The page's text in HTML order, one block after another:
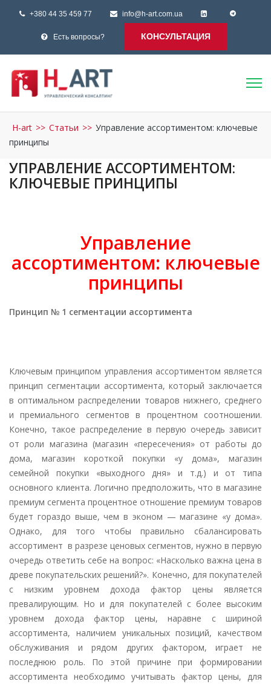
+380 44 35 459 77 info@h-art.com.ua
Есть вопросы? КОНСУЛЬТАЦИЯ
H-art >> Статьи >> Управление ассортиментом: ключевые
принципы
УПРАВЛЕНИЕ АССОРТИМЕНТОМ:
КЛЮЧЕВЫЕ ПРИНЦИПЫ
Управление
ассортиментом: ключевые
принципы
Принцип № 1 сегментации ассортимента
Ключевым принципом управления ассортиментом является
принцип сегментации ассортимента, который заключается
в оптимальном распределении товаров нижнего, среднего
и премиального сегментов в процентном соотношении.
Конечно, такое распределение в первую очередь зависит
от роли магазина (магазин «пересечения» от работы до
дома, магазин короткой покупки «у дома», магазин
семейной покупки «выходного дня» и т.д.) и от типа
основного клиента. Логично предположить, что в магазине
премиум сегмента процентное отношение премиум товаров
будет гораздо выше, чем в эконом — магазине «у дома».
Однако, для того чтобы правильно сбалансировать
ассортимент в разрезе ценовых сегментов, нужно в первую
очередь ответить себе на вопрос: «Насколько важна цена в
древе покупательских решений?». Конечно, для покупателей
с низким уровнем дохода фактор цены является
превалирующим. Но и для покупателей с более высоким
уровнем дохода фактор цены, наравне с шириной
ассортимента, наличием уникальных позиций, качеством
обслуживания и рядом других фактором, играет не
последнюю роль. По этой причине при формировании
ассортимента необходимо учитывать фактор цены, для